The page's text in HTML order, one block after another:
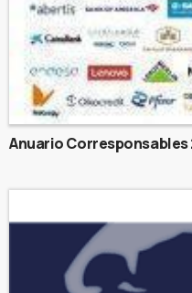
Anuario Corresponsables